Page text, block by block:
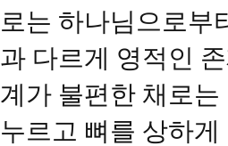
로는 하나님으로부
과 다르게 영적인
계가 불편한 채로
누르고 뼈를 상하